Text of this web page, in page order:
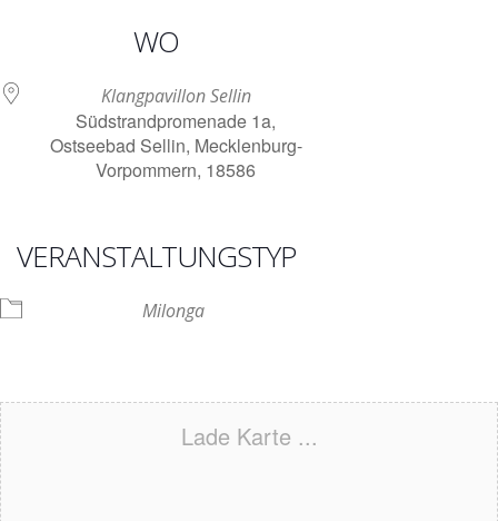
WO
Klangpavillon Sellin
Südstrandpromenade 1a,
Ostseebad Sellin, Mecklenburg-
Vorpommern, 18586
VERANSTALTUNGSTYP
Milonga
Lade Karte ...